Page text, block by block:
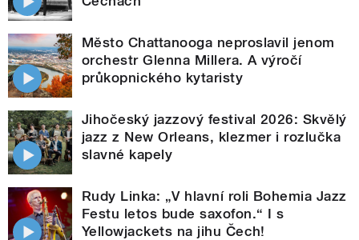
Město Chattanooga neproslavil jenom
orchestr Glenna Millera. A výročí
průkopnického kytaristy
Jihočeský jazzový festival 2026: Skvělý
jazz z New Orleans, klezmer i rozlučka
slavné kapely
Rudy Linka: „V hlavní roli Bohemia Jazz
Festu letos bude saxofon.“ I s
Yellowjackets na jihu Čech!